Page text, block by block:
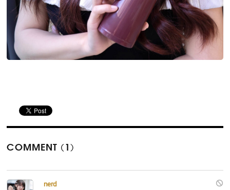
COMMENT (1)
nerd